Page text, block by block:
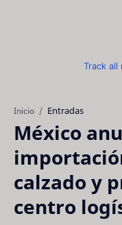
Track all
Inicio Entradas
México
calzado y
centro